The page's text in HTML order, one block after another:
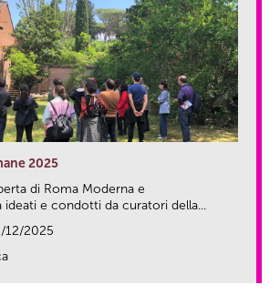
2025
di Roma Moderna e
e condotti da curatori della...
12/2025